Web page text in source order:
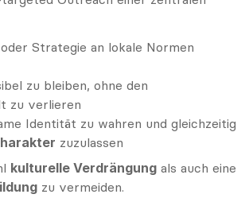
Strategie an lokale Normen
zu bleiben, ohne den
zu verlieren
zuzulassen
kulturelle Verdrängung
zu vermeiden.